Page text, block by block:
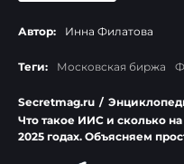
Автор: Инна Филатова
Теги: Московская биржа
Secretmag.ru /
Что такое ИИС и сколько
2025 годах. Объясняем